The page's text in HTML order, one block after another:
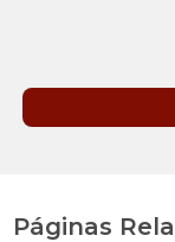
Páginas